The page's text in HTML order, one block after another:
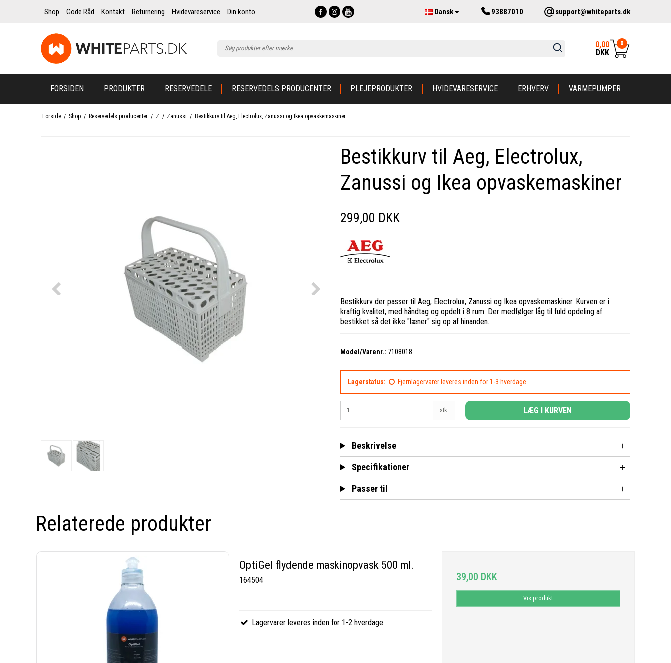
Shop Gode Råd Kontakt Returnering Hvidevareservice Din konto Dansk 93887010 support@whiteparts.dk
0,00
DKK
0
FORSIDEN PRODUKTER RESERVEDELE RESERVEDELS PRODUCENTER PLEJEPRODUKTER HVIDEVARESERVICE ERHVERV VARMEPUMPER
Forside / Shop / Reservedels producenter / Z / Zanussi / Bestikkurv til Aeg, Electrolux, Zanussi og Ikea opvaskemaskiner
Bestikkurv til Aeg, Electrolux,
Zanussi og Ikea opvaskemaskiner
299,00 DKK
Bestikkurv der passer til Aeg, Electrolux, Zanussi og Ikea opvaskemaskiner. Kurven er i
kraftig kvalitet, med håndtag og opdelt i 8 rum. Der medfølger låg til fuld opdeling af
bestikket så det ikke "læner" sig op af hinanden.
Model/Varenr.: 7108018
Lagerstatus: Fjernlagervarer leveres inden for 1-3 hverdage
stk. LÆG I KURVEN
Beskrivelse
Specifikationer
Passer til
Relaterede produkter
OptiGel flydende maskinopvask 500 ml.
164504
Lagervarer leveres inden for 1-2 hverdage
39,00 DKK
Vis produkt